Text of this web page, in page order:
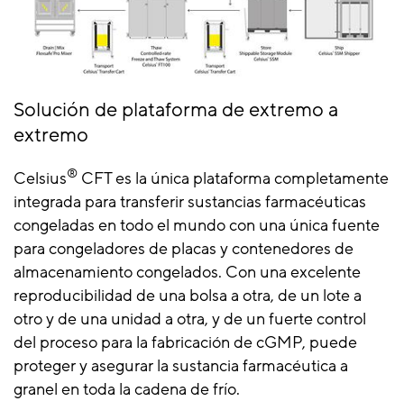
Solución de plataforma de extremo a
extremo
Celsius® CFT es la única plataforma completamente
integrada para transferir sustancias farmacéuticas
congeladas en todo el mundo con una única fuente
para congeladores de placas y contenedores de
almacenamiento congelados. Con una excelente
reproducibilidad de una bolsa a otra, de un lote a
otro y de una unidad a otra, y de un fuerte control
del proceso para la fabricación de cGMP, puede
proteger y asegurar la sustancia farmacéutica a
granel en toda la cadena de frío.